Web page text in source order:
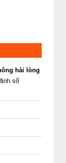
hài lòng
số